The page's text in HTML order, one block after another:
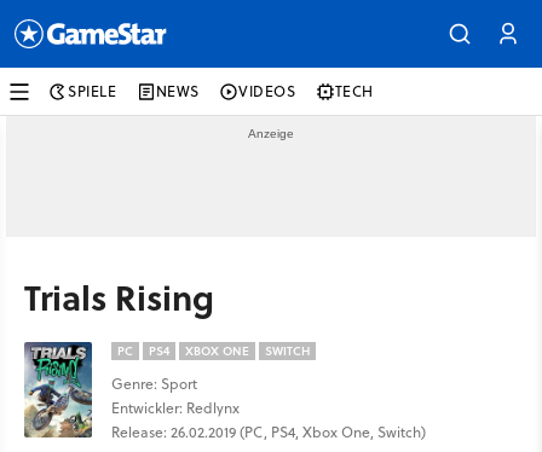
SPIELE NEWS VIDEOS TECH
Trials Rising
PC PS4 XBOX ONE SWITCH
Genre: Sport
Entwickler: Redlynx
Release: 26.02.2019 (PC, PS4, Xbox One, Switch)